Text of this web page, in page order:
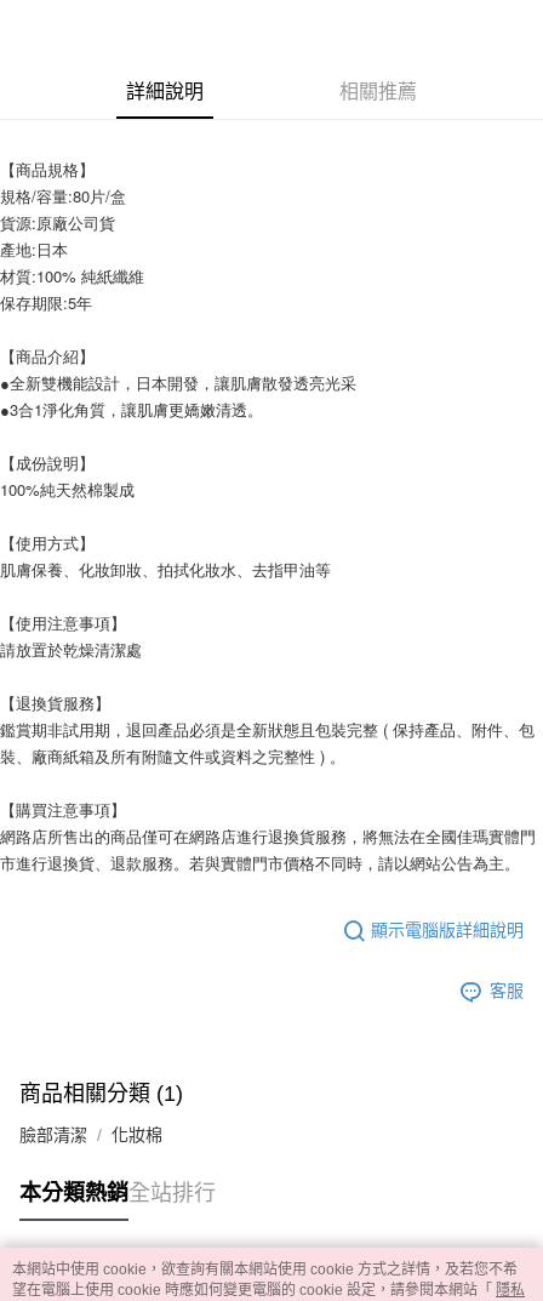
每筆NT$60，滿NT$599(含以上)免運費
每筆NT$60，滿NT$599(含以上)免運費
宅配
每筆NT$120，滿NT$1,999(含以上)免運費
詳細說明 相關推薦
【商品規格】
規格/容量:80片/盒
貨源:原廠公司貨
產地:日本
材質:100% 純紙纖維
保存期限:5年
【商品介紹】
●全新雙機能設計，日本開發，讓肌膚散發透亮光采
●3合1淨化角質，讓肌膚更嬌嫩清透。
【成份說明】
100%純天然棉製成
【使用方式】
肌膚保養、化妝卸妝、拍拭化妝水、去指甲油等
【使用注意事項】
請放置於乾燥清潔處
【退換貨服務】
鑑賞期非試用期，退回產品必須是全新狀態且包裝完整 ( 保持產品、附件、包
裝、廠商紙箱及所有附隨文件或資料之完整性 ) 。
【購買注意事項】
網路店所售出的商品僅可在網路店進行退換貨服務，將無法在全國佳瑪實體門
市進行退換貨、退款服務。若與實體門市價格不同時，請以網站公告為主。
顯示電腦版詳細說明
客服
商品相關分類 (1)
臉部清潔 化妝棉
本分類熱銷全站排行
熱門標籤
本網站中使用 cookie，欲查詢有關本網站使用 cookie 方式之詳情，及若您不希
望在電腦上使用 cookie 時應如何變更電腦的 cookie 設定，請參閱本網站「 隱私